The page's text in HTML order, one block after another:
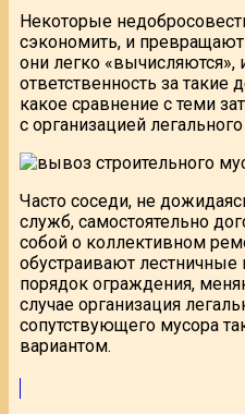
Некоторые
сэкономить, и
они легко «вычисляются»,
ответственность за такие
какое сравнение с теми
с организацией
Часто соседи, не
служб, самостоятельно
собой о коллективном
обустраивают лестничные
порядок ограждения,
случае организация
сопутствующего мусора
вариантом.